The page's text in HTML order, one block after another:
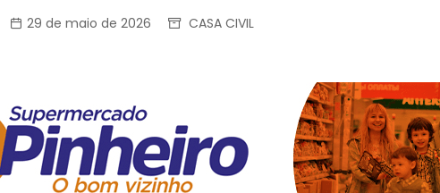
29 de maio de 2026 CASA CIVIL